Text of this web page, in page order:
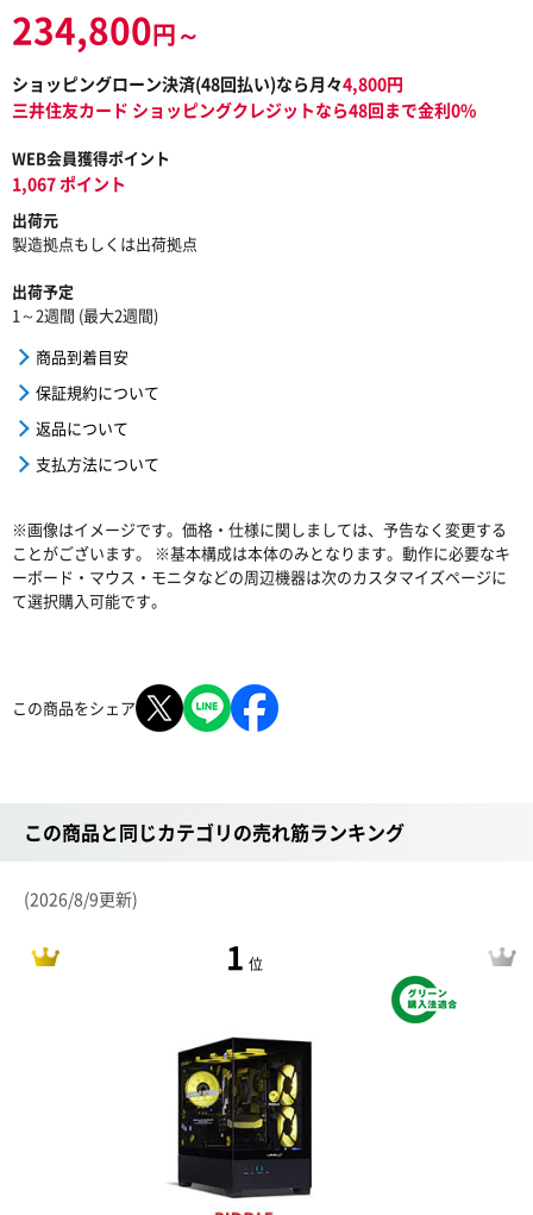
234,800円～
ショッピングローン決済(48回払い)なら月々4,800円
三井住友カード ショッピングクレジットなら48回まで金利0%
WEB会員獲得ポイント
1,067 ポイント
出荷元
製造拠点もしくは出荷拠点
出荷予定
1～2週間 (最大2週間)
商品到着目安
保証規約について
返品について
支払方法について
※画像はイメージです。価格・仕様に関しましては、予告なく変更する
ことがございます。 ※基本構成は本体のみとなります。動作に必要なキ
ーボード・マウス・モニタなどの周辺機器は次のカスタマイズページに
て選択購入可能です。
この商品をシェア
この商品と同じカテゴリの売れ筋ランキング
(2026/8/9更新)
1 位